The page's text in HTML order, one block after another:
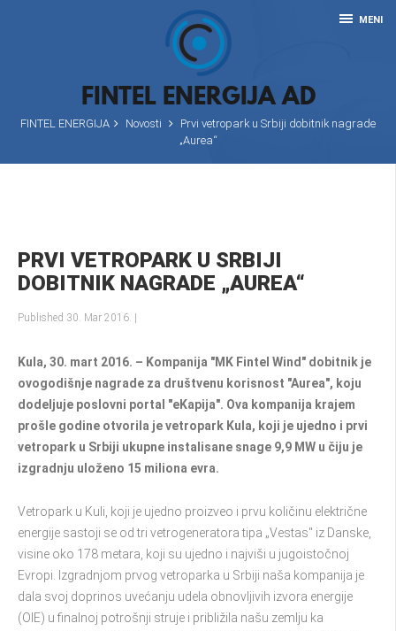
MENI
FINTEL ENERGIJA AD
FINTEL ENERGIJA Novosti
Prvi vetropark u Srbiji dobitnik nagrade
„Aurea“
PRVI VETROPARK U SRBIJI
DOBITNIK NAGRADE „AUREA“
Published 30. Mar 2016.
Kula, 30. mart 2016. – Kompanija "MK Fintel Wind" dobitnik je
ovogodišnje nagrade za društvenu korisnost "Aurea", koju
dodeljuje poslovni portal "eKapija". Ova kompanija krajem
prošle godine otvorila je vetropark Kula, koji je ujedno i prvi
vetropark u Srbiji ukupne instalisane snage 9,9 MW u čiju je
izgradnju uloženo 15 miliona evra.
Vetropark u Kuli, koji je ujedno proizveo i prvu količinu električne
energije sastoji se od tri vetrogeneratora tipa „Vestas" iz Danske,
visine oko 178 metara, koji su ujedno i najviši u jugoistočnoj
Evropi. Izgradnjom prvog vetroparka u Srbiji naša kompanija je
dala svoj doprinos uvećanju udela obnovljivih izvora energije
(OIE) u finalnoj potrošnji struje i približila našu zemlju ka